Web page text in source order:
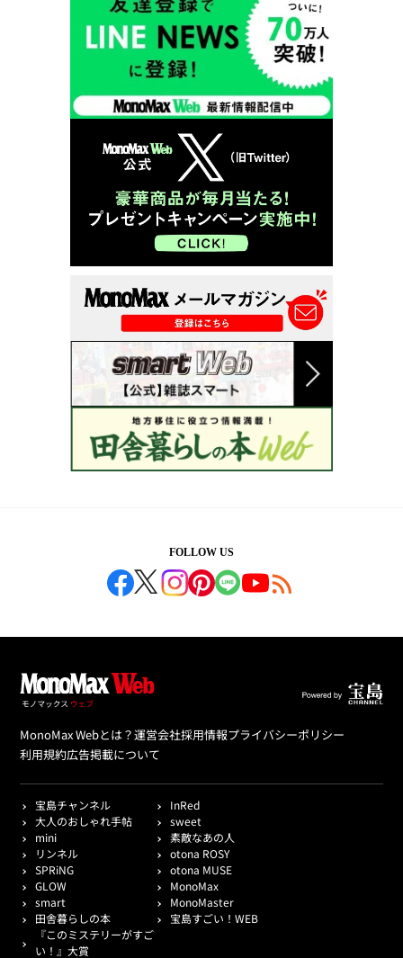
FOLLOW US
MonoMax Webとは？運営会社採用情報プライバシーポリシー
利用規約広告掲載について
宝島チャンネル
InRed
大人のおしゃれ手帖
sweet
mini
素敵なあの人
リンネル
otona ROSY
SPRiNG
otona MUSE
GLOW
MonoMax
smart
MonoMaster
田舎暮らしの本
宝島すごい！WEB
『このミステリーがすご
い！』大賞